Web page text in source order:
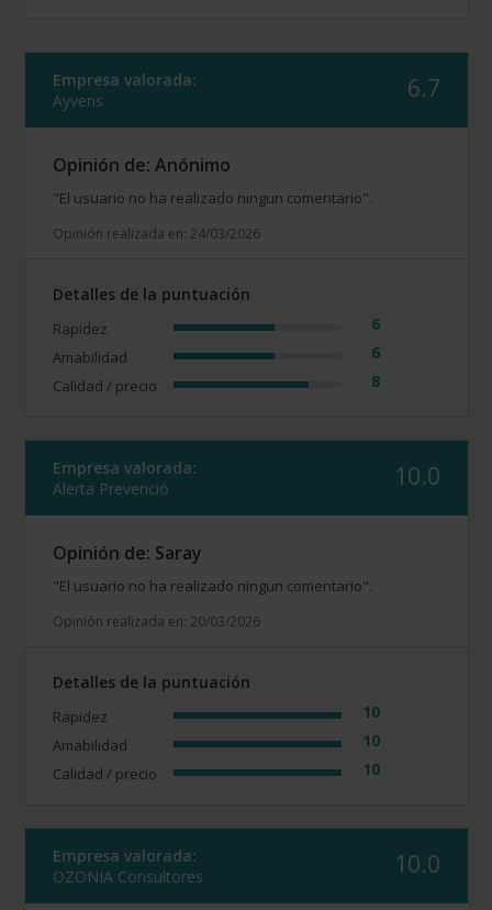
Empresa valorada:
Ayvens
6.7
Opinión de: Anónimo
"El usuario no ha realizado ningun comentario".
Opinión realizada en: 24/03/2026
Detalles de la puntuación
Rapidez 6
Amabilidad 6
Calidad / precio 8
Empresa valorada:
Alerta Prevenció
10.0
Opinión de: Saray
"El usuario no ha realizado ningun comentario".
Opinión realizada en: 20/03/2026
Detalles de la puntuación
Rapidez 10
Amabilidad 10
Calidad / precio 10
Empresa valorada:
OZONIA Consultores
10.0